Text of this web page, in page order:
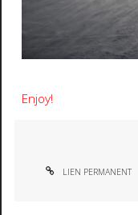
Enjoy!
LIEN PERMANENT